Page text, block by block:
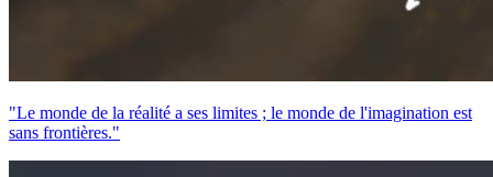
"Le monde de la réalité a ses limites ; le monde de l'imagination est
sans frontières."